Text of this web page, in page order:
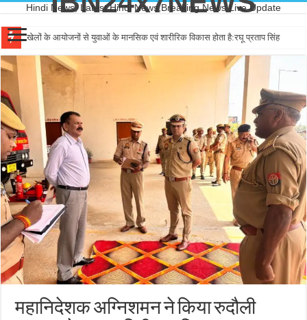
Hindi News, Latest Hindi News,Breaking News,Live Update
खेलों के आयोजनों से युवाओं के मानसिक एवं शारीरिक विकास होता है:रघू प्रताप सिंह
महानिदेशक अग्निशमन ने किया रुदौली